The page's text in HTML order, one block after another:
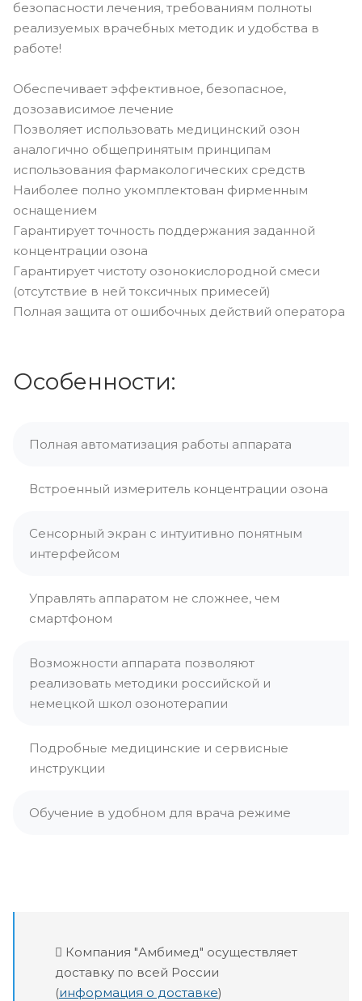
безопасности лечения, требованиям полноты
реализуемых врачебных методик и удобства в
работе!
Обеспечивает эффективное, безопасное,
дозозависимое лечение
Позволяет использовать медицинский озон
аналогично общепринятым принципам
использования фармакологических средств
Наиболее полно укомплектован фирменным
оснащением
Гарантирует точность поддержания заданной
концентрации озона
Гарантирует чистоту озонокислородной смеси
(отсутствие в ней токсичных примесей)
Полная защита от ошибочных действий оператора
Особенности:
Полная автоматизация работы аппарата
Встроенный измеритель концентрации озона
Сенсорный экран с интуитивно понятным
интерфейсом
Управлять аппаратом не сложнее, чем
смартфоном
Возможности аппарата позволяют
реализовать методики российской и
немецкой школ озонотерапии
Подробные медицинские и сервисные
инструкции
Обучение в удобном для врача режиме
Компания "Амбимед" осуществляет
доставку по всей России
(информация о доставке)